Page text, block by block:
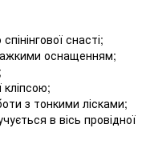
снасті;
оснащенням;
кліпсою;
з тонкими лісками;
в вісь провідної